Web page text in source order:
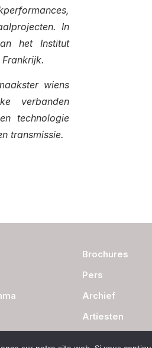
In
het Institut
wiens
verbanden
technologie
transmissie.
Brochures
Pers
Archief
Artiesten